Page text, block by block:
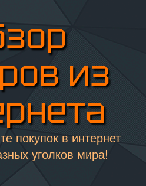
из
покупок в интернет
уголков мира!